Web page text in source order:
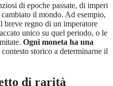
di epoche passate, di imperi
il mondo. Ad esempio,
breve regno di un imperatore
unico su quel periodo, o le
Ogni moneta ha una
contesto storico a determinarne il
di rarità